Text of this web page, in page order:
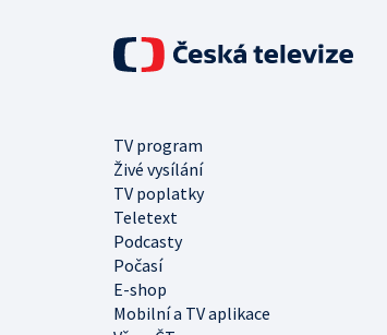
TV program
Živé vysílání
TV poplatky
Teletext
Podcasty
Počasí
E-shop
Mobilní a TV aplikace